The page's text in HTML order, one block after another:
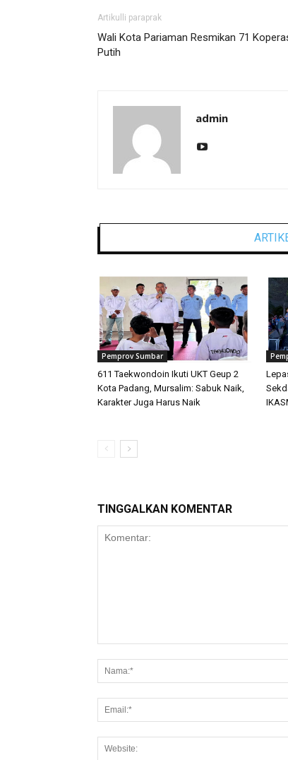
Artikulli paraprak
Wali Kota Pariaman Resmikan 71
Putih
admin
Pemprov Sumbar
611 Taekwondoin Ikuti UKT Geup 2
Kota Padang, Mursalim: Sabuk Naik,
Karakter Juga Harus Naik
TINGGALKAN KOMENTAR